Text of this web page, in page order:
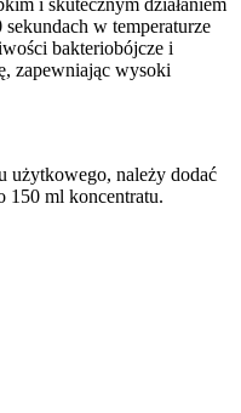
i skutecznym działaniem
w temperaturze
bakteriobójcze i
zapewniając wysoki
użytkowego, należy dodać
150 ml koncentratu.